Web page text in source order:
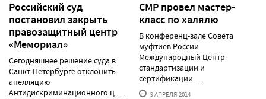
Российский суд
постановил закрыть
правозащитный центр
«Мемориал»
Сегодняшнее решение суда в
Санкт-Петербурге отклонить
апелляцию
Антидискриминационного ц......
СМР провел мастер-
класс по халялю
В конференц-зале Совета
муфтиев России
Международный Центр
стандартизации и
сертификации......
9 АПРЕЛЯ'2014